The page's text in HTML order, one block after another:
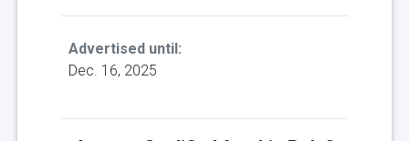
Advertised until:
Dec. 16, 2025